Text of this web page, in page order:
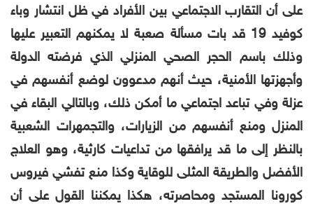
على أن التقارب الاجتماعي بين الأفراد في ظل انتشار وباء
كوفيد 19 قد بات مسألة صعبة لا يمكنهم التعبير عليها
وذلك باسم الحجر الصحي المنزلي الذي فرضته الدولة
وأجهزتها الأمنية، حيث أنهم مدعوون لوضع أنفسهم في
عزلة وفي تباعد اجتماعي ما أمكن ذلك، وبالتالي البقاء في
المنزل ومنع أنفسهم من الزيارات، والتجمهرات الشعبية
بالنظر إلى ما قد يرافقها من تداعيات كارثية، وهو العلاج
الأفضل والطريقة المثلى للوقاية وكذا منع تفشي فيروس
كورونا المستجد ومحاصرته، هكذا يمكننا القول على أن